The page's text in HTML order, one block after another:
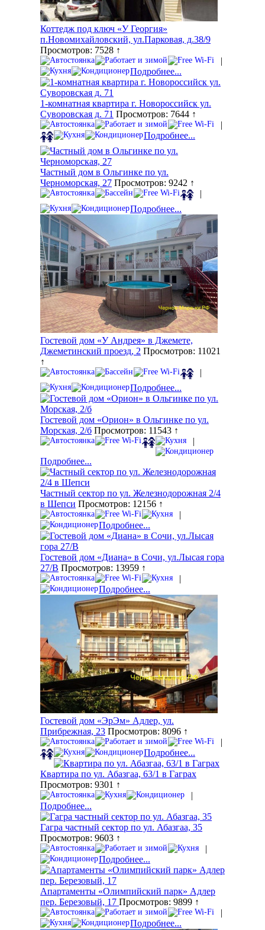
Коттедж под ключ «У Георгия»
п.Новомихайловский, ул.Парковая, д.38/9
Просмотров: 7528 ↑
|
Подробнее...
1-комнатная квартира г. Новороссийск ул.
Суворовская д. 71 Просмотров: 7644 ↑
|
Подробнее...
Частный дом в Ольгинке по ул.
Черноморская, 27 Просмотров: 9242 ↑
|
Подробнее...
Гостевой дом «У Андрея» в Джемете,
Джеметинский проезд, 2 Просмотров: 11021
↑
|
Подробнее...
Гостевой дом «Орион» в Ольгинке по ул.
Морская, 2/б Просмотров: 11543 ↑
|
Подробнее...
Частный сектор по ул. Железнодорожная 2/4
в Шепси Просмотров: 12156 ↑
|
Подробнее...
Гостевой дом «Диана» в Сочи, ул.Лысая гора
27/В Просмотров: 13959 ↑
|
Подробнее...
Гостевой дом «ЭрЭм» Адлер, ул.
Прибрежная, 23 Просмотров: 8096 ↑
|
Подробнее...
Квартира по ул. Абазгаа, 63/1 в Гаграх
Просмотров: 9301 ↑
|
Подробнее...
Гагра частный сектор по ул. Абазгаа, 35
Просмотров: 9603 ↑
|
Подробнее...
Апартаменты «Олимпийский парк» Адлер
пер. Березовый, 17 Просмотров: 9899 ↑
|
Подробнее...